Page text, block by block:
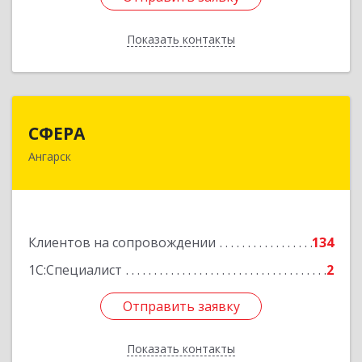
Показать контакты
Назад
СФЕРА
Ангарск
Клиентов на сопровождении
134
1С:Специалист
2
Отправить заявку
Показать контакты
665816, Иркутская обл, Ангарск г, 177-й кв-л,
Отправить заявку
Назад